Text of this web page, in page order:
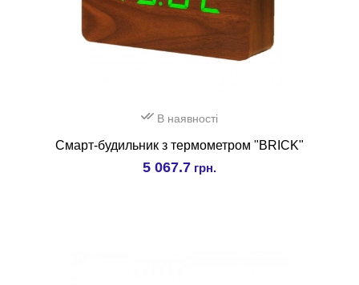
В наявності
Смарт-будильник з термометром "BRICK"
5 067.7 грн.